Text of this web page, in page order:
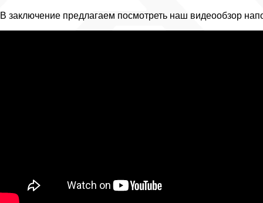
В заключение предлагаем посмотреть наш видеообзор